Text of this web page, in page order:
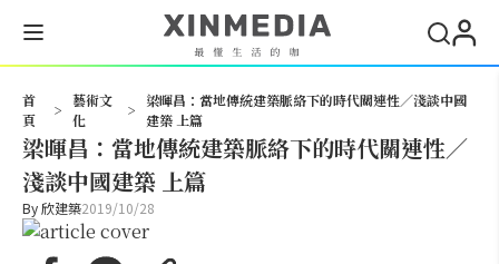
首
頁
>
藝術文
化
>
梁暉昌：當地傳統建築脈絡下的時代關連性／淺談中國
建築 上篇
梁暉昌：當地傳統建築脈絡下的時代關連性／
淺談中國建築 上篇
By欣建築2019/10/28